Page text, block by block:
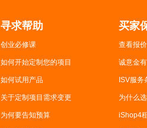
寻求帮助
创业必修课
如何开始定制您的项目
如何试用产品
关于定制项目需求变更
为何要告知预算
买家
查看报
诚意金
ISV服务
为什么
iShop4